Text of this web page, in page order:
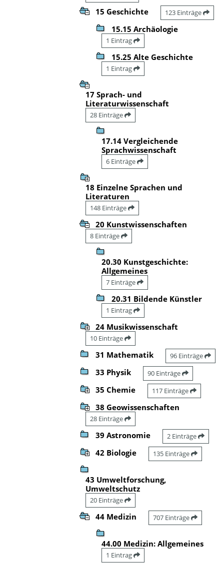
15 Geschichte 123 Einträge
15.15 Archäologie
1 Eintrag
15.25 Alte Geschichte
1 Eintrag
17 Sprach- und
Literaturwissenschaft
28 Einträge
17.14 Vergleichende
Sprachwissenschaft
6 Einträge
18 Einzelne Sprachen und
Literaturen
148 Einträge
20 Kunstwissenschaften
8 Einträge
20.30 Kunstgeschichte:
Allgemeines
7 Einträge
20.31 Bildende Künstler
1 Eintrag
24 Musikwissenschaft
10 Einträge
31 Mathematik 96 Einträge
33 Physik 90 Einträge
35 Chemie 117 Einträge
38 Geowissenschaften
28 Einträge
39 Astronomie 2 Einträge
42 Biologie 135 Einträge
43 Umweltforschung,
Umweltschutz
20 Einträge
44 Medizin 707 Einträge
44.00 Medizin: Allgemeines
1 Eintrag